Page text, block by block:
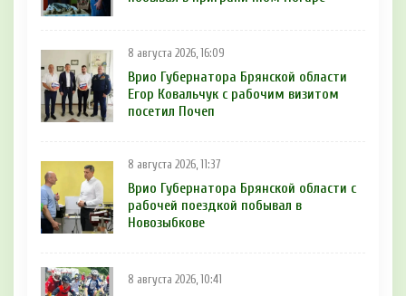
8 августа 2026, 16:09
Врио Губернатора Брянской области
Егор Ковальчук с рабочим визитом
посетил Почеп
8 августа 2026, 11:37
Врио Губернатора Брянской области с
рабочей поездкой побывал в
Новозыбкове
8 августа 2026, 10:41